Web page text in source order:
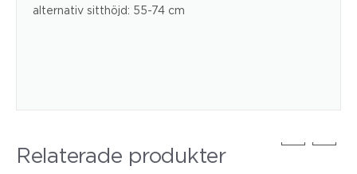
alternativ sitthöjd: 55-74 cm
Relaterade produkter